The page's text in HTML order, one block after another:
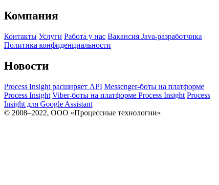
Компания
Контакты Услуги Работа у нас Вакансия Java-разработчика
Политика конфиденциальности
Новости
Process Insight расширяет API Messenger-боты на платформе
Process Insight Viber-боты на платформе Process Insight Process
Insight для Google Assistant
© 2008–2022, ООО «Процессные технологии»